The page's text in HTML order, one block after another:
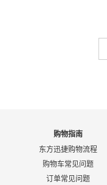
购物指南
东方迅捷购物流程
购物车常见问题
订单常见问题